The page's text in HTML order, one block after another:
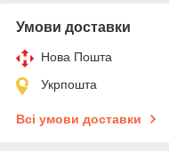
Умови доставки
Нова Пошта
Укрпошта
Всі умови доставки